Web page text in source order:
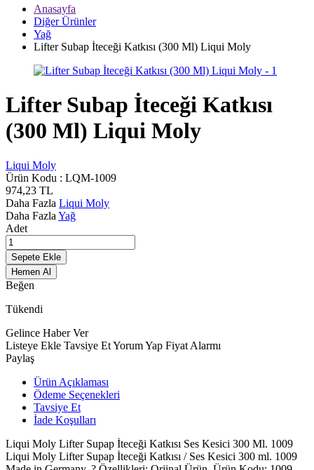
Anasayfa
Diğer Ürünler
Yağ
Lifter Subap İteceği Katkısı (300 Ml) Liqui Moly
Lifter Subap İteceği Katkısı
(300 Ml) Liqui Moly
Liqui Moly
Ürün Kodu : LQM-1009
974,23 TL
Daha Fazla Liqui Moly
Daha Fazla Yağ
Adet
Sepete Ekle
Hemen Al
Beğen
Tükendi
Gelince Haber Ver
Listeye Ekle Tavsiye EtYorum Yap Fiyat Alarmı
Paylaş
Ürün Açıklaması
Ödeme Seçenekleri
Tavsiye Et
İade Koşulları
Liqui Moly Lifter Supap İteceği Katkısı Ses Kesici 300 Ml. 1009
Liqui Moly Lifter Supap İteceği Katkısı / Ses Kesici 300 ml. 1009